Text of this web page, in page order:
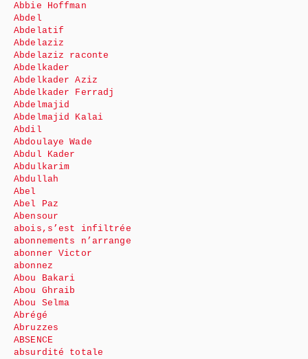
Abbie Hoffman
Abdel
Abdelatif
Abdelaziz
Abdelaziz raconte
Abdelkader
Abdelkader Aziz
Abdelkader Ferradj
Abdelmajid
Abdelmajid Kalai
Abdil
Abdoulaye Wade
Abdul Kader
Abdulkarim
Abdullah
Abel
Abel Paz
Abensour
abois,s’est infiltrée
abonnements n’arrange
abonner Victor
abonnez
Abou Bakari
Abou Ghraib
Abou Selma
Abrégé
Abruzzes
ABSENCE
absurdité totale